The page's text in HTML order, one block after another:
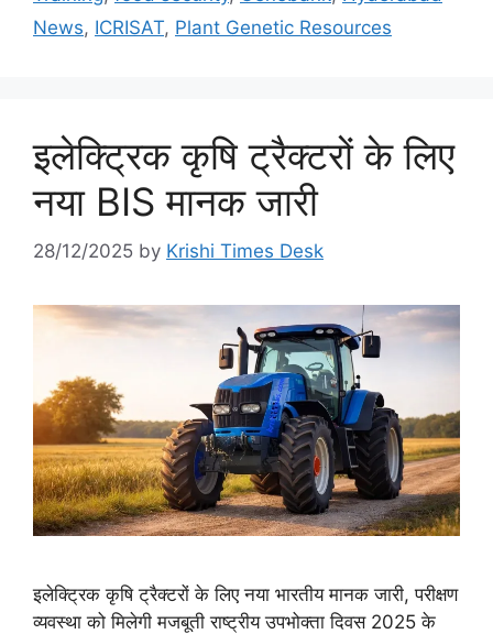
News, ICRISAT, Plant Genetic Resources
इलेक्ट्रिक कृषि ट्रैक्टरों के लिए
नया BIS मानक जारी
28/12/2025 by Krishi Times Desk
इलेक्ट्रिक कृषि ट्रैक्टरों के लिए नया भारतीय मानक जारी, परीक्षण
व्यवस्था को मिलेगी मजबूती राष्ट्रीय उपभोक्ता दिवस 2025 के